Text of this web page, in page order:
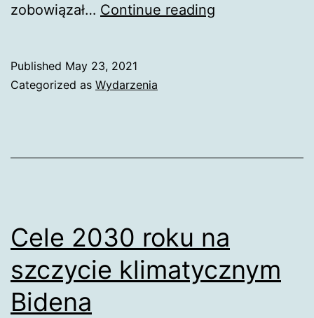
zobowiązał… Continue reading
Published May 23, 2021
Categorized as Wydarzenia
Cele 2030 roku na
szczycie klimatycznym
Bidena